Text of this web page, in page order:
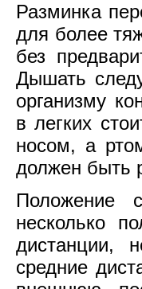
Разминка
для более
без
Дышать
организму
в легких
носом, а
должен быть
Положение
несколько
дистанции,
средние